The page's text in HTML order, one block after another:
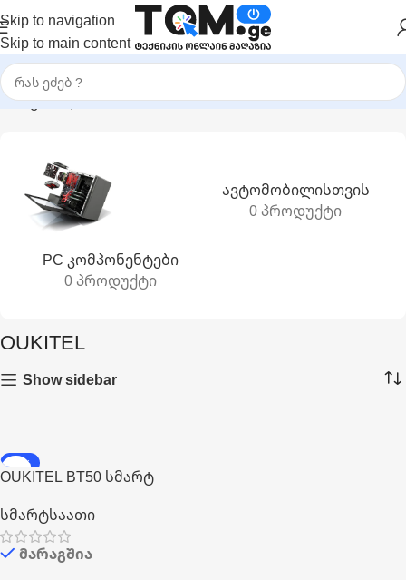
Skip to navigation
Skip to main content
მთავარი|OUKITEL
PC Კომპონენტები
0 პროდუქტი
Ავტომობილისთვის
0 პროდუქტი
OUKITEL
Show sidebar
-33%
HOT
OUKITEL BT50 სმარტ
სმარტსაათი
მარაგშია